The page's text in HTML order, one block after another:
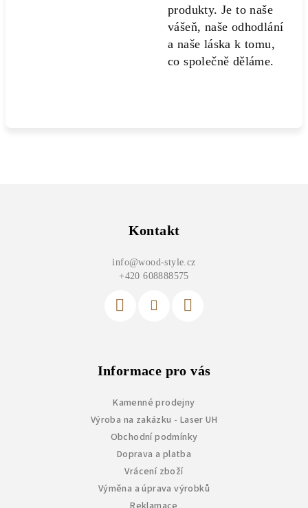
produkty. Je to naše
vášeň, naše odhodlání
a naše láska k tomu,
co společně děláme.
Kontakt
info@wood-style.cz
+420 608888575
Informace pro vás
Kamenné prodejny
Výroba na zakázku - Laser UH
Obchodní podmínky
Doprava a platba
Vrácení zboží
Výměna a úprava výrobků